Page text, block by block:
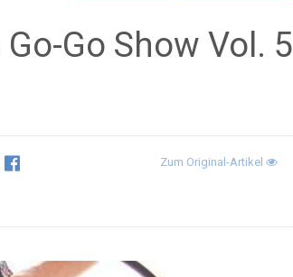
Go Show Vol. 5
Zum Original-Artikel